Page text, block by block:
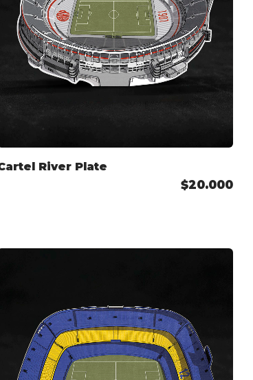
River Plate
$20.000